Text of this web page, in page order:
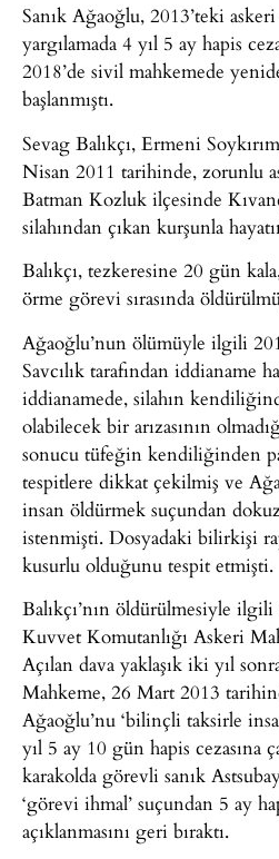
Sanık Ağaoğlu, 2013’teki
yargılamada 4 yıl 5 ay hapis
2018’de sivil mahkemede
başlanmıştı.
Sevag Balıkçı, Ermeni
Nisan 2011 tarihinde, zorunlu
Batman Kozluk ilçesinde
silahından çıkan kurşunla
Balıkçı, tezkeresine 20 gün
örme görevi sırasında
Ağaoğlu’nun ölümüyle ilgili
Savcılık tarafından iddianame
iddianamede, silahın
olabilecek bir arızasının
sonucu tüfeğin kendiliğinden
tespitlere dikkat çekilmiş ve
insan öldürmek suçundan dokuz
istenmişti. Dosyadaki bilirkişi
kusurlu olduğunu tespit etmişti.
Balıkçı’nın öldürülmesiyle
Kuvvet Komutanlığı Askeri
Açılan dava yaklaşık iki yıl
Mahkeme, 26 Mart 2013
Ağaoğlu’nu ‘bilinçli taksirle
yıl 5 ay 10 gün hapis cezasına
karakolda görevli sanık
‘görevi ihmal’ suçundan 5 ay
açıklanmasını geri bıraktı.